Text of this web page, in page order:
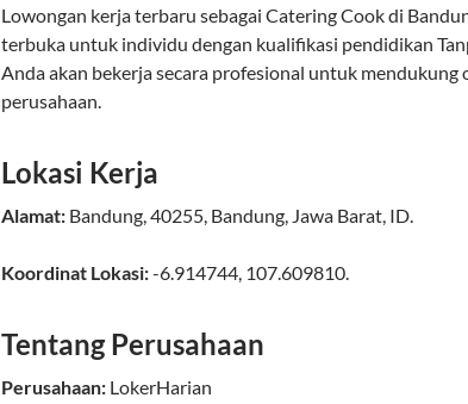
Lowongan kerja terbaru sebagai Catering Cook di
terbuka untuk individu dengan kualifikasi pendidikan
Anda akan bekerja secara profesional untuk mendukung
perusahaan.
Lokasi Kerja
Alamat: Bandung,40255, Bandung, Jawa Barat, ID.
Koordinat Lokasi:-6.914744, 107.609810.
Tentang Perusahaan
Perusahaan: LokerHarian